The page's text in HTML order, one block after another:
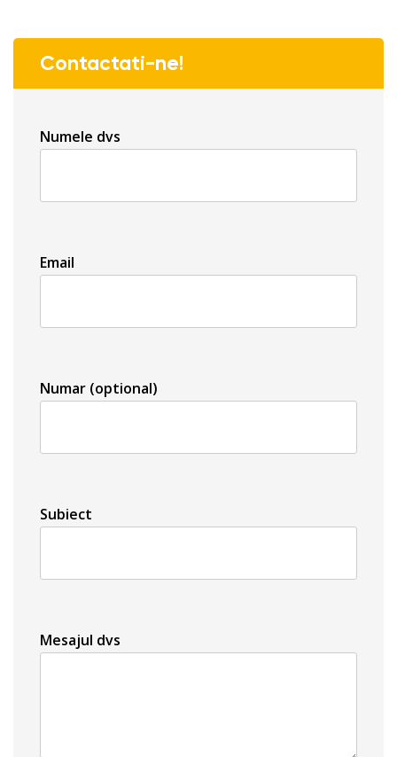
Contactati-ne!
Numele dvs
Email
Numar (optional)
Subiect
Mesajul dvs